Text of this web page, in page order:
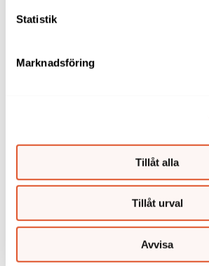
Statistik
Marknadsföring
Tillåt alla
Tillåt urval
Avvisa
Länkar
Personuppgifter
Kontakta oss